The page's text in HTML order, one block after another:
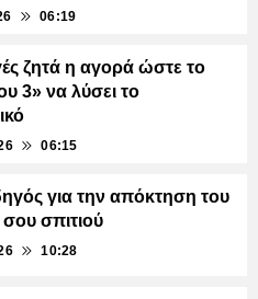
06:19
ζητά η αγορά ώστε το
3» να λύσει το
06:15
για την απόκτηση του
σπιτιού
10:28